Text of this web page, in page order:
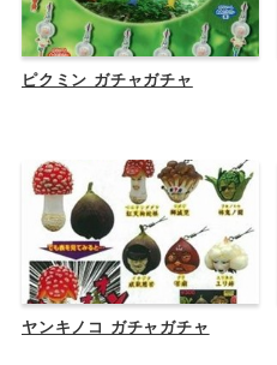
ピクミン ガチャガチャ
ヤンキノコ ガチャガチャ